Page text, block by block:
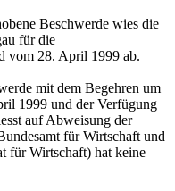
Beschwerde wies die
für die
vom 28. April 1999 ab.
mit dem Begehren um
1999 und der Verfügung
auf Abweisung der
für Wirtschaft und
für Wirtschaft) hat keine